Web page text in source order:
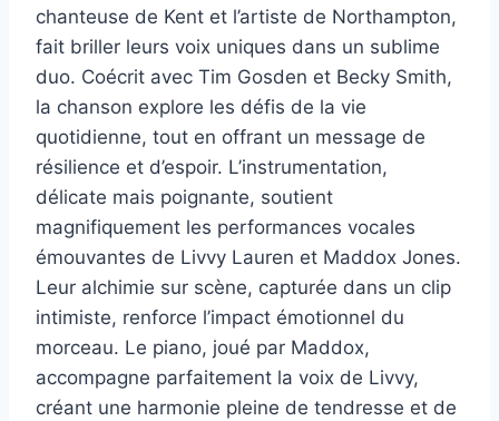
chanteuse de Kent et l’artiste de Northampton,
fait briller leurs voix uniques dans un sublime
duo. Coécrit avec Tim Gosden et Becky Smith,
la chanson explore les défis de la vie
quotidienne, tout en offrant un message de
résilience et d’espoir. L’instrumentation,
délicate mais poignante, soutient
magnifiquement les performances vocales
émouvantes de Livvy Lauren et Maddox Jones.
Leur alchimie sur scène, capturée dans un clip
intimiste, renforce l’impact émotionnel du
morceau. Le piano, joué par Maddox,
accompagne parfaitement la voix de Livvy,
créant une harmonie pleine de tendresse et de